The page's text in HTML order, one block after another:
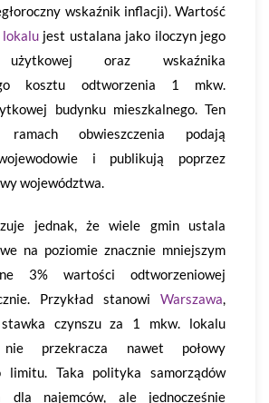
wskaźnik inflacji). Wartość
lokalujest ustalana jako iloczyn jego
użytkowej oraz wskaźnika
kosztu odtworzenia 1 mkw.
budynku mieszkalnego. Ten
obwieszczenia podają
i publikują poprzez
województwa.
jednak, że wiele gmin ustala
na poziomie znacznie mniejszym
3% wartości odtworzeniowej
Przykład stanowi Warszawa,
czynszu za 1 mkw. lokalu
nie przekracza nawet połowy
limitu. Taka polityka samorządów
dla najemców, ale jednocześnie